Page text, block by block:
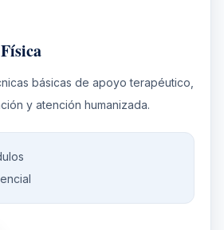
básicas de apoyo terapéutico,
y atención humanizada.